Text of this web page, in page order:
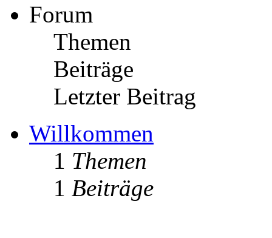
Forum
Themen
Beiträge
Letzter Beitrag
Willkommen
1 Themen
1 Beiträge